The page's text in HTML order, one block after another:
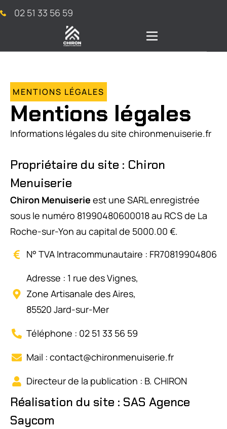
02 51 33 56 59
MENTIONS LÉGALES
Mentions légales
Informations légales du site chironmenuiserie.fr
Propriétaire du site : Chiron
Menuiserie
Chiron Menuiserie est une SARL enregistrée
sous le numéro 81990480600018 au RCS de La
Roche-sur-Yon au capital de 5000.00 €.
N° TVA Intracommunautaire : FR70819904806
Adresse : 1 rue des Vignes,
Zone Artisanale des Aires,
85520 Jard-sur-Mer
Téléphone : 02 51 33 56 59
Mail : contact@chironmenuiserie.fr
Directeur de la publication : B. CHIRON
Réalisation du site : SAS Agence
Saycom